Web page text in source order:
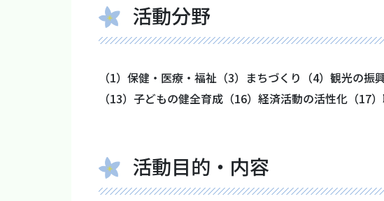
活動分野
（1）保健・医療・福祉（3）まちづくり（4）観光の
（13）子どもの健全育成（16）経済活動の活性化（17
活動目的・内容